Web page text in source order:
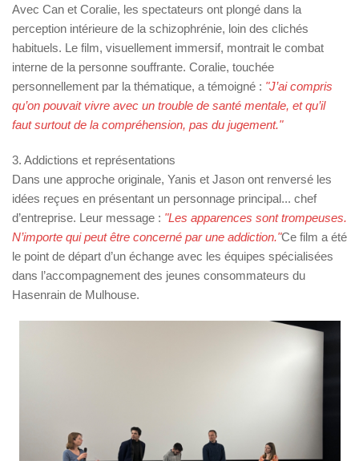
Avec Can et Coralie, les spectateurs ont plongé dans la
perception intérieure de la schizophrénie, loin des clichés
habituels. Le film, visuellement immersif, montrait le combat
interne de la personne souffrante. Coralie, touchée
personnellement par la thématique, a témoigné : "J’ai compris
qu’on pouvait vivre avec un trouble de santé mentale, et qu’il
faut surtout de la compréhension, pas du jugement."
3. Addictions et représentations
Dans une approche originale, Yanis et Jason ont renversé les
idées reçues en présentant un personnage principal... chef
d’entreprise. Leur message : "Les apparences sont trompeuses.
N’importe qui peut être concerné par une addiction."Ce film a été
le point de départ d’un échange avec les équipes spécialisées
dans l’accompagnement des jeunes consommateurs du
Hasenrain de Mulhouse.